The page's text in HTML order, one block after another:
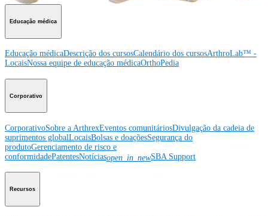
Educação médica
Educação médicaDescrição dos cursosCalendário dos cursosArthroLab™ -
LocaisNossa equipe de educação médicaOrthoPedia
Corporativo
CorporativoSobre a ArthrexEventos comunitáriosDivulgação da cadeia de
suprimentos globalLocaisBolsas e doaçõesSegurança do
produtoGerenciamento de risco e
conformidadePatentesNotíciasopen_in_newSBA Support
Recursos